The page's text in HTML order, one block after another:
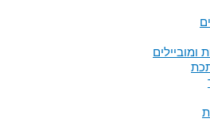
ומוביילים